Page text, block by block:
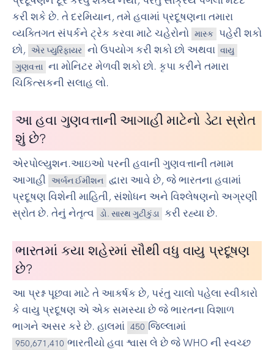
કરી શકે છે. તે દરમિયાન, તમે હવામાં પ્રદૂષણના તમારા
વ્યક્તિગત સંપર્કને ટ્રેક કરવા માટે ચહેરોનો માસ્ક પહેરી શકો
છો,
એર પ્યુરિફાયર નો ઉપયોગ કરી શકો છો અથવા વાયુ
ગુણવત્તા
ના મોનિટર મેળવી શકો છો. કૃપા કરીને તમારા
ચિકિત્સકની સલાહ લો.
આ હવા ગુણવત્તાની આગાહી માટેનો ડેટા સ્રોત
શું છે?
એરપોલ્યુશન.આઇઓ પરની હવાની ગુણવત્તાની તમામ
આગાહી
અર્બન ઈમીશન
દ્વારા આવે છે, જે ભારતના હવામાં
પ્રદૂષણ વિશેની માહિતી, સંશોધન અને વિશ્લેષણનો અગ્રણી
સ્રોત છે. તેનું નેતૃત્વ
ડો. સારથ ગુટીકુંડા કરી રહ્યા છે.
ભારતમાં કયા શહેરમાં સૌથી વધુ વાયુ પ્રદૂષણ
છે?
આ પ્રશ્ન પૂછવા માટે તે આકર્ષક છે, પરંતુ ચાલો પહેલા સ્વીકારો
કે વાયુ પ્રદૂષણ એ એક સમસ્યા છે જે ભારતના વિશાળ
ભાગને અસર કરે છે. હાલમાં 450 જિલ્લામાં
950,671,410 ભારતીયો હવા શ્વાસ લે છે જે WHO ની સ્વચ્છ